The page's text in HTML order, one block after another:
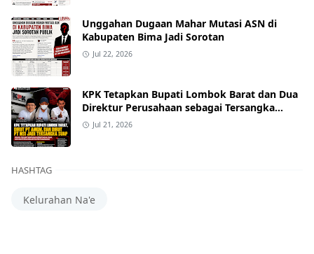
Unggahan Dugaan Mahar Mutasi ASN di
Kabupaten Bima Jadi Sorotan
Jul 22, 2026
KPK Tetapkan Bupati Lombok Barat dan Dua
Direktur Perusahaan sebagai Tersangka
Dugaan Suap Proyek
Jul 21, 2026
HASHTAG
Kelurahan Na'e